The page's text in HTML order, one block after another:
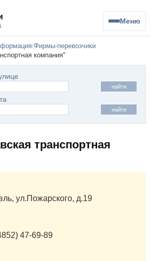
Меню
Фирмы-перевозчики
компания"
найти
найти
транспортная
ул.Пожарского, д.19
47-69-89